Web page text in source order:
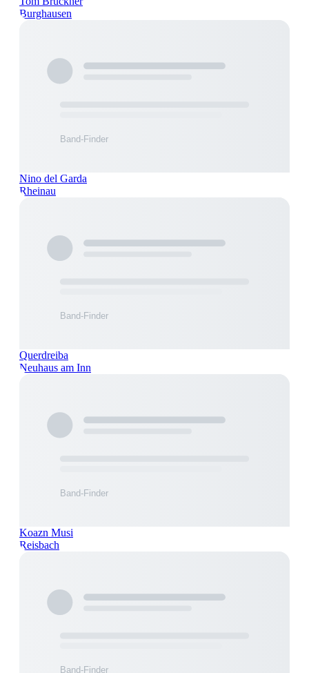
Burghausen
Nino del Garda
Rheinau
Querdreiba
Neuhaus am Inn
Koazn Musi
Reisbach